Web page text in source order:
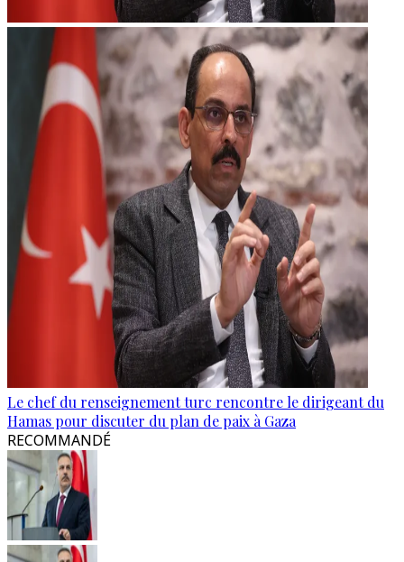
Le chef du renseignement turc rencontre le dirigeant du
Hamas pour discuter du plan de paix à Gaza
RECOMMANDÉ